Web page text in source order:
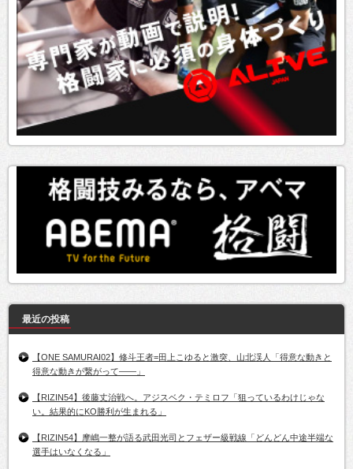
最近の投稿
【ONE SAMURAI02】修斗王者=田上こゆると激突、山北渓人「得意な動きと
得意な動きが繋がって――」
【RIZIN54】後藤丈治戦へ。アジスベク・テミロフ「狙っているわけじゃな
い。結果的にKO勝利が生まれる」
【RIZIN54】摩嶋一整が語る武田光司とフェザー級戦線「どんどん中途半端な
選手はいなくなる」